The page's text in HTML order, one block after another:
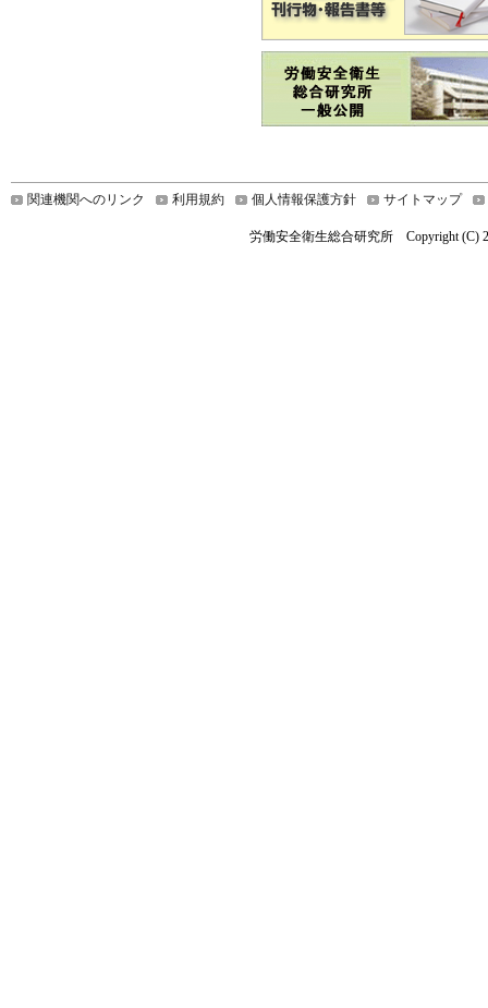
関連機関へのリンク 利用規約 個人情報保護方針 サイトマップ
労働安全衛生総合研究所 Copyright (C)